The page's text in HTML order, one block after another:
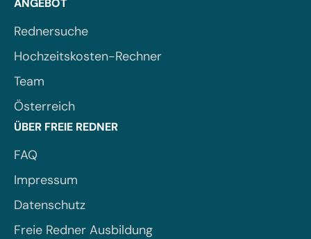
ANGEBOT
Rednersuche
Hochzeitskosten-Rechner
Team
Österreich
ÜBER FREIE REDNER
FAQ
Impressum
Datenschutz
Freie Redner Ausbildung